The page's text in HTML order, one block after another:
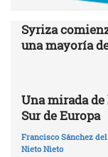
Syriza
una mayoría
Una mirada de
Sur de Europa
Francisco Sánchez
Nieto Nieto